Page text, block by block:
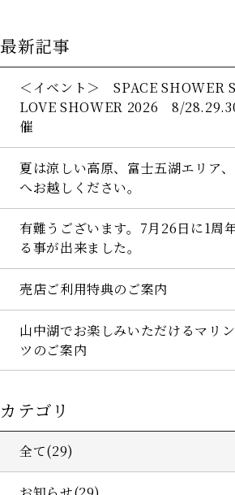
最新記事
＜イベント＞ SPACE SHOWER
LOVE SHOWER 2026 8/
催
夏は涼しい高原、富士五湖エリア
へお越しください。
有難うございます。7月26日に1周
る事が出来ました。
売店ご利用特典のご案内
山中湖でお楽しみいただけるマリ
ツのご案内
カテゴリ
全て(29)
客室
レストラン
館内施設
観光案内
観光マップ
サービス
Q&A
ニュース＆トピックス
カレンダー予約